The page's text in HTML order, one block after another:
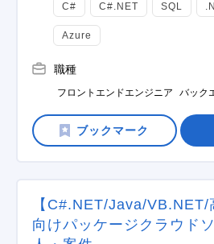
C# C#.NET SQL
Azure
職種
フロントエンドエンジニア バック
【C#.NET/Java/
向けパッケージクラウド